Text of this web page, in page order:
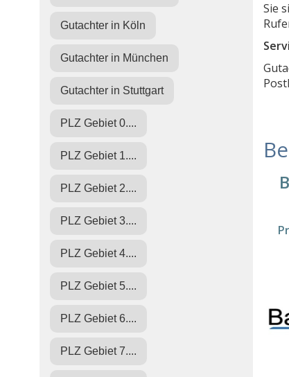
Gutachter in Köln
Gutachter in München
Gutachter in Stuttgart
PLZ Gebiet 0....
PLZ Gebiet 1....
PLZ Gebiet 2....
PLZ Gebiet 3....
PLZ Gebiet 4....
PLZ Gebiet 5....
PLZ Gebiet 6....
PLZ Gebiet 7....
Sie